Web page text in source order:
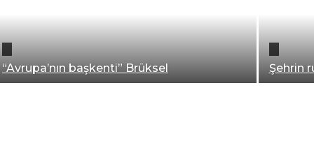
“Avrupa’nın başkenti” Brüksel Şehrin